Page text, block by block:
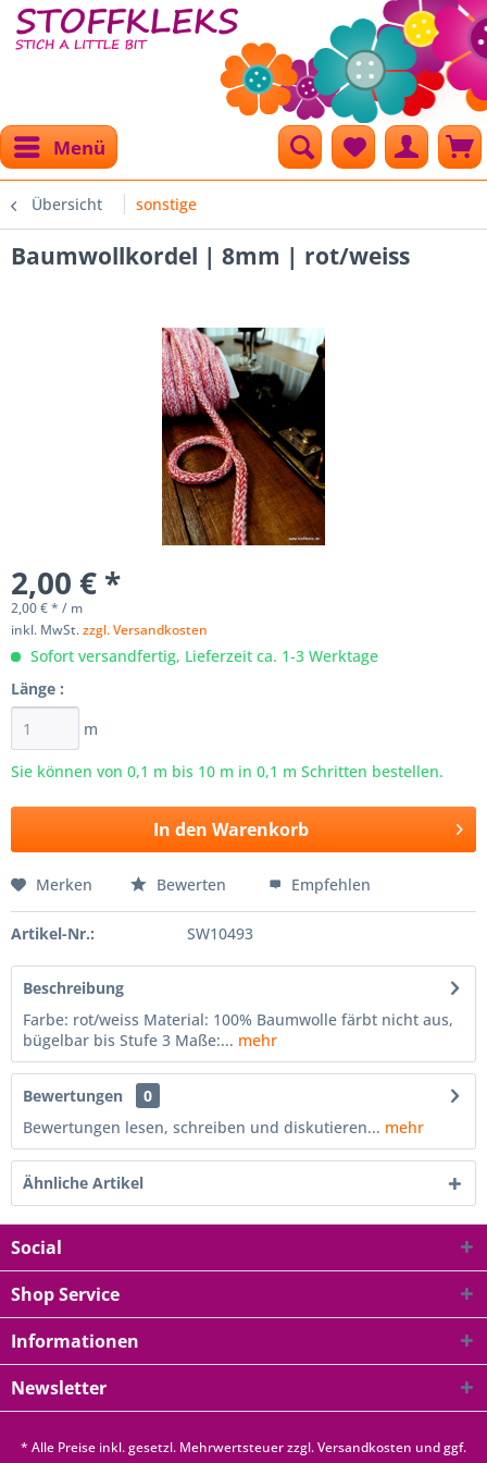
Menü
Übersicht sonstige
Baumwollkordel | 8mm | rot/weiss
2,00 € *
2,00 € * / m
inkl. MwSt.zzgl. Versandkosten
Sofort versandfertig, Lieferzeit ca. 1-3 Werktage
Länge :
m
Sie können von 0,1 m bis 10 m in 0,1 m Schritten bestellen.
In den Warenkorb
Merken Bewerten Empfehlen
Artikel-Nr.: SW10493
Beschreibung
Farbe: rot/weiss Material: 100% Baumwolle färbt nicht aus,
bügelbar bis Stufe 3 Maße:... mehr
Bewertungen
0
Bewertungen lesen, schreiben und diskutieren... mehr
Ähnliche Artikel
Social
Shop Service
Informationen
Newsletter
* Alle Preise inkl. gesetzl. Mehrwertsteuer zzgl.Versandkosten und ggf.